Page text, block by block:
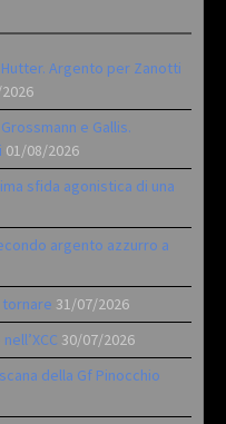
Argento per Zanotti
e Gallis.
01/08/2026
sfida agonistica di una
argento azzurro a
31/07/2026
30/07/2026
della Gf Pinocchio